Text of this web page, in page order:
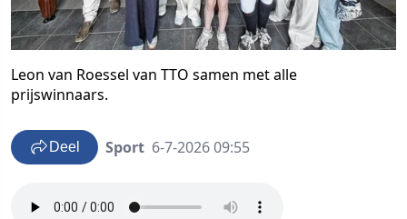
Leon van Roessel van TTO samen met alle
prijswinnaars.
Deel Sport 6-7-2026 09:55